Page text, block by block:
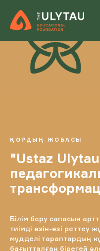
ҚОРДЫҢ ЖОБАСЫ
"Ustaz
Білім беру сапасын
тиімді өзін-өзі реттеу
мүдделі тараптардың
бағытталған бірегей